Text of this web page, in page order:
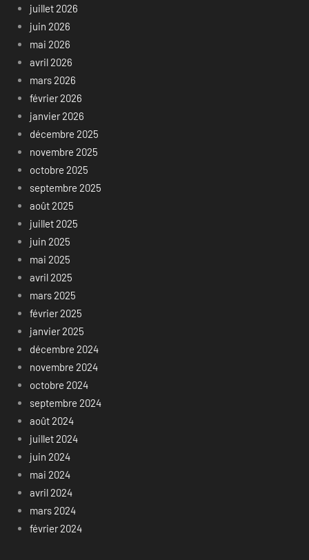
juillet 2026
juin 2026
mai 2026
avril 2026
mars 2026
février 2026
janvier 2026
décembre 2025
novembre 2025
octobre 2025
septembre 2025
août 2025
juillet 2025
juin 2025
mai 2025
avril 2025
mars 2025
février 2025
janvier 2025
décembre 2024
novembre 2024
octobre 2024
septembre 2024
août 2024
juillet 2024
juin 2024
mai 2024
avril 2024
mars 2024
février 2024